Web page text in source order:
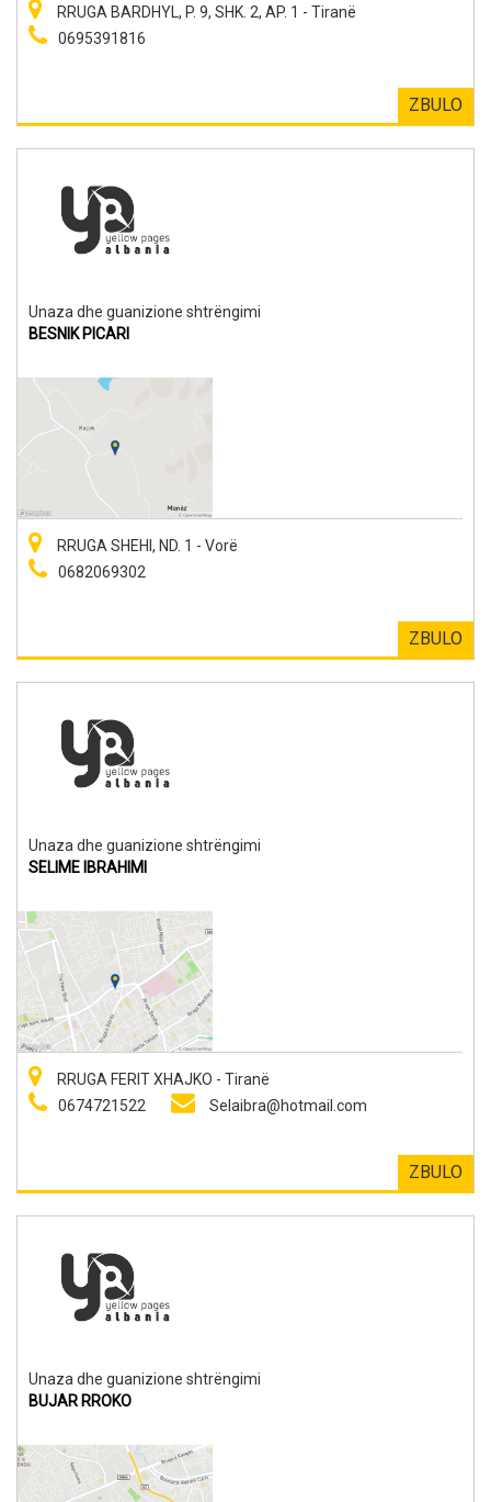
RRUGA BARDHYL, P. 9, SHK. 2, AP. 1 - Tiranë
0695391816
ZBULO
Unaza dhe guanizione shtrëngimi
BESNIK PICARI
RRUGA SHEHI, ND. 1 - Vorë
0682069302
ZBULO
Unaza dhe guanizione shtrëngimi
SELIME IBRAHIMI
RRUGA FERIT XHAJKO - Tiranë
0674721522
Selaibra@hotmail.com
ZBULO
Unaza dhe guanizione shtrëngimi
BUJAR RROKO